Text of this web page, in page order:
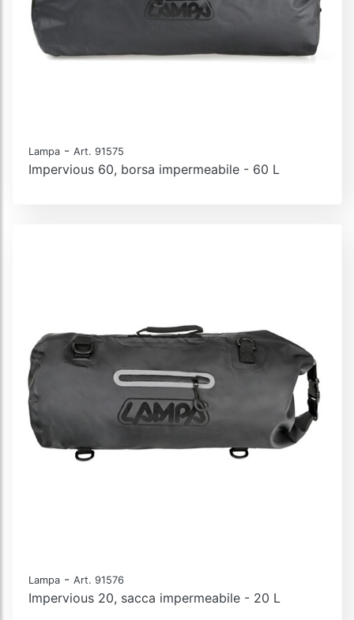
Lampa - Art. 91575
Impervious 60, borsa impermeabile - 60 L
Lampa - Art. 91576
Impervious 20, sacca impermeabile - 20 L